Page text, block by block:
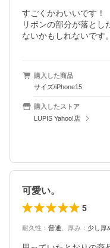
すごくかわいいです！
リボンの部分が落とし
ないかもしれないです
購入した商品
サイズ/iPhone15
購入したストア
LUPIS Yahoo!店
可愛い。
5
耐久性 ： 普通 厚み ： 少し厚